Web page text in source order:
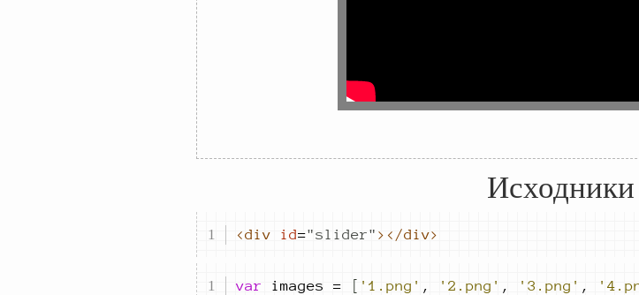
Исходники
<div id="slider" > </div>
var images = [ '1.png' , '2.png' , '3.png' ,